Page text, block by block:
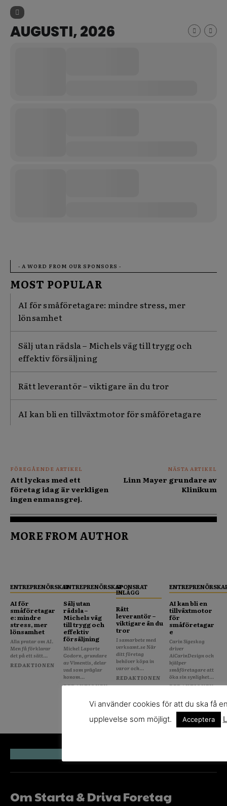
AUGUSTI, 2026
- A WORD FROM OUR SPONSORS -
MOST POPULAR
AI för småföretagare: mindre stress, mer
lönsamhet
Sälj utan rädsla – Michels väg till trygg och
effektiv försäljning
Rätt leverantör – viktigare än du tror
AI kan bli en tillväxtmotor för småföretagare
FÖREGÅENDE ARTIKEL
Att lyckas med ett
företag idag är verkligen
ingen enmansgrej.
NÄSTA ARTIKEL
Linn Mayer grundare av
Klinikum
MORE FROM AUTHOR
ENTREPRENÖRSKAP
AI för
småföretagar
e: mindre
stress, mer
lönsamhet
Alla pratar om AI.
Men få förklarar
det på ett sätt...
REDAKTIONEN
ENTREPRENÖRSKAP
Sälj utan
rädsla –
Michels väg
till trygg och
effektiv
försäljning
Michel Laporte
Godorn, grundare
av Vimentis, delar
vad som präglar
honom...
REDAKTIONEN
SPONSRAT
INLÄGG
Rätt
leverantör –
viktigare än du
tror
I samarbete med
verksamt.se När
ditt företag
behöver köpa in
varor och...
REDAKTIONEN
AI kan bli en
tillväxtmotor
för
småföretagar
e
Carin Sigeskog
driver
AiCarinDesign och
hjälper
småföretagare att
öka sin synlighet...
REDAKTIONEN
Om Starta & Driva Foretag
Vi använder cookies för att du ska få
upplevelse som möjligt.
Acceptera